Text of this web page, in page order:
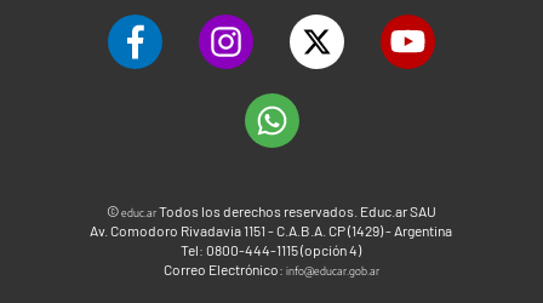
©educ.arTodos los derechos reservados. Educ.ar SAU
Av. Comodoro Rivadavia 1151 - C.A.B.A. CP (1429) - Argentina
Tel: 0800-444-1115 (opción 4)
Correo Electrónico: info@educar.gob.ar